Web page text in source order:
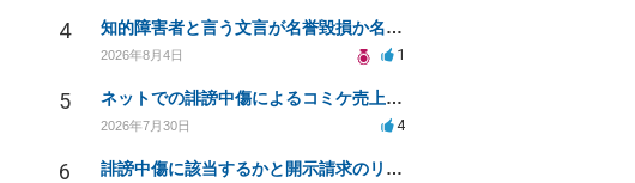
4 知的障害者と言う文言が名誉毀損か名誉感情の侵害になるか教えてほしい。
2026年8月4日 1
5 ネットでの誹謗中傷によるコミケ売上減少、損害賠償は可能か？
2026年7月30日 4
6 誹謗中傷に該当するかと開示請求のリスクを知りたい